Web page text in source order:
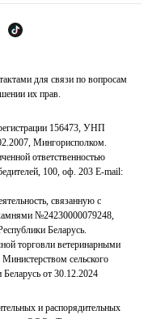
для связи по вопросам
их прав.
156473, УНП
Мингорисполком.
ответственностью
100, оф. 203 E-mail:
связанную с
№24230000079248,
Беларусь.
торговли ветеринарными
сельского
Беларусь от 30.12.2024
и распорядительных